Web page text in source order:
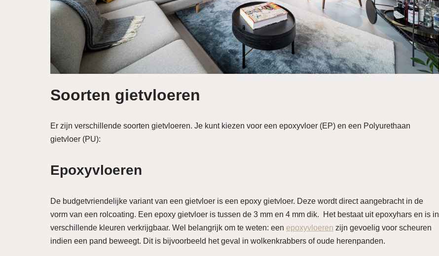
Soorten gietvloeren
Er zijn verschillende soorten gietvloeren. Je kunt kiezen voor een epoxyvloer (EP) en een Polyurethaan
gietvloer (PU):
Epoxyvloeren
De budgetvriendelijke variant van een gietvloer is een epoxy gietvloer. Deze wordt direct aangebracht in de
vorm van een rolcoating. Een epoxy gietvloer is tussen de 3 mm en 4 mm dik. Het bestaat uit epoxyhars en is in
verschillende kleuren verkrijgbaar. Wel belangrijk om te weten: een epoxyvloeren zijn gevoelig voor scheuren
indien een pand beweegt. Dit is bijvoorbeeld het geval in wolkenkrabbers of oude herenpanden.